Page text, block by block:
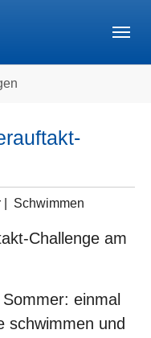
Schwimmen
Challenge am
einmal
schwimmen und